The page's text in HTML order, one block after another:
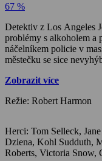
67 %
Detektiv z Los Angeles
problémy s alkoholem a
náčelníkem policie v
městečku se sice
tisku. Přesto i tady je
manželé Penningtonovi
lékaři, odmítne to v
se pokusila nenápadně
Sám se musí věnovat
Zobrazit více
Režie: Robert Harmon
Herci: Tom Selleck, Jane Adams, Reg Rogers, Viola Davis, Alexis
Dziena, Kohl Sudduth, Mimi Rogers, Polly Shannon, Shawn